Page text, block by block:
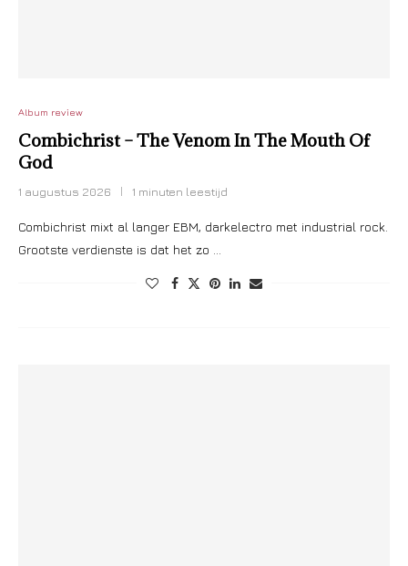
Album review
Combichrist – The Venom In The Mouth Of
God
1 augustus 2026 1 minuten leestijd
Combichrist mixt al langer EBM, darkelectro met industrial rock.
Grootste verdienste is dat het zo …